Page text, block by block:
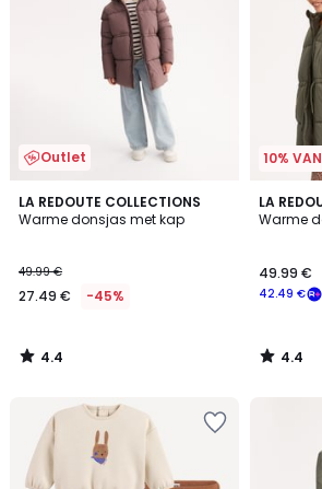
Outlet
LA REDOUTE COLLECTIONS
Warme donsjas met kap
49.99 €
27.49 € -45%
4.4
/ 5
4.4
/
10%
LA
Warme
42.49 €
49.99 €
4.4
/ 5
4.4
/